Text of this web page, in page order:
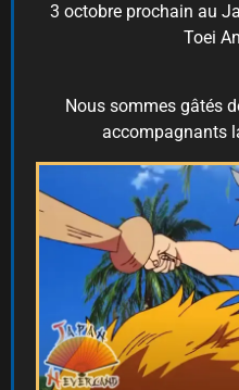
3 octobre prochain au
Toei
Nous sommes gâtés
accompagnants